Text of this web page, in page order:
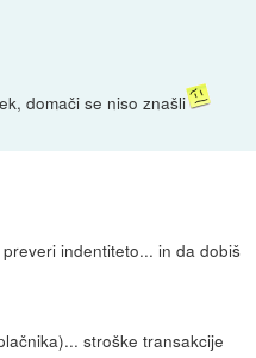
domači se niso znašli
indentiteto... in da dobiš
stroške transakcije